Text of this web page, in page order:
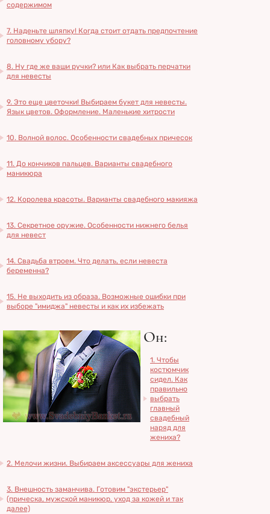
содержимом
7. Наденьте шляпку! Когда стоит отдать предпочтение
головному убору?
8. Ну где же ваши ручки? или Как выбрать перчатки
для невесты
9. Это еще цветочки! Выбираем букет для невесты.
Язык цветов. Оформление. Маленькие хитрости
10. Волной волос. Особенности свадебных причесок
11. До кончиков пальцев. Варианты свадебного
маникюра
12. Королева красоты. Варианты свадебного макияжа
13. Секретное оружие. Особенности нижнего белья
для невест
14. Свадьба втроем. Что делать, если невеста
беременна?
15. Не выходить из образа. Возможные ошибки при
выборе "имиджа" невесты и как их избежать
Он:
1. Чтобы
костюмчик
сидел. Как
правильно
выбрать
главный
свадебный
наряд для
жениха?
2. Мелочи жизни. Выбираем аксессуары для жениха
3. Внешность заманчива. Готовим "экстерьер"
(прическа, мужской маникюр, уход за кожей и так
далее)